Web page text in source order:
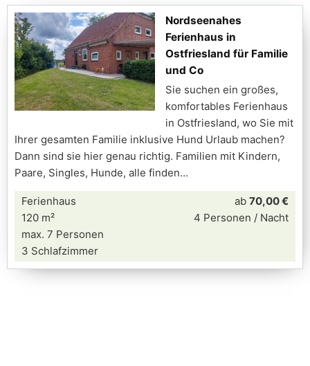
Nordseenahes
Ferienhaus in
Ostfriesland für Familie
und Co
Sie suchen ein großes,
komfortables Ferienhaus
in Ostfriesland, wo Sie mit
Ihrer gesamten Familie inklusive Hund Urlaub machen?
Dann sind sie hier genau richtig. Familien mit Kindern,
Paare, Singles, Hunde, alle finden
Ferienhaus
120 m²
max. 7 Personen
3 Schlafzimmer
ab 70,00 €
4 Personen / Nacht